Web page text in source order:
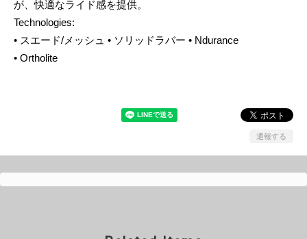
が、快適なライド感を提供。
Technologies:
• スエード/メッシュ • ソリッドラバー • Ndurance
• Ortholite
通報する